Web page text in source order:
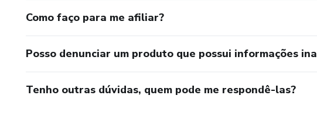
Como faço para me afiliar?
Posso denunciar um produto que possui informações
Tenho outras dúvidas, quem pode me respondê-las?